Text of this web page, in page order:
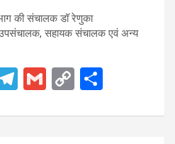
की संचालक डॉ रेणुका
सहायक संचालक एवं अन्य
T
e
G
ail
C
py ar